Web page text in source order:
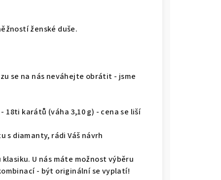
ženské duše.
se na nás neváhejte obrátit - jsme
karátů (váha 3,10 g) - cena se liší
s diamanty, rádi Váš návrh
U nás máte možnost výběru
- být originální se vyplatí!